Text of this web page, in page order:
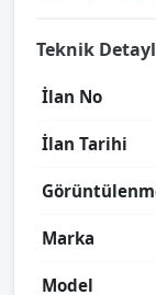
Teknik
İlan No
İlan Tarihi
Marka
Model